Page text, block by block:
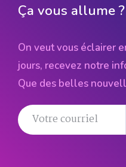
Ça vous allume ?
On veut vous éclairer
jours, recevez notre
Que des belles